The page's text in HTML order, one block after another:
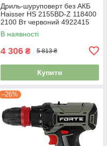
Дриль-шуруповерт без АКБ
Haisser HS 2155BD-Z 118400
2100 Вт червоний 4922415
В наявності
4 306 ₴ 5 813 ₴
Купити
–26%